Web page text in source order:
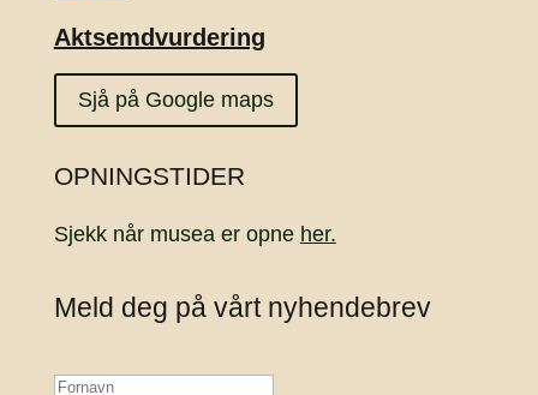
Aktsemdvurdering
Sjå på Google maps
OPNINGSTIDER
Sjekk når musea er opne her.
Meld deg på vårt nyhendebrev